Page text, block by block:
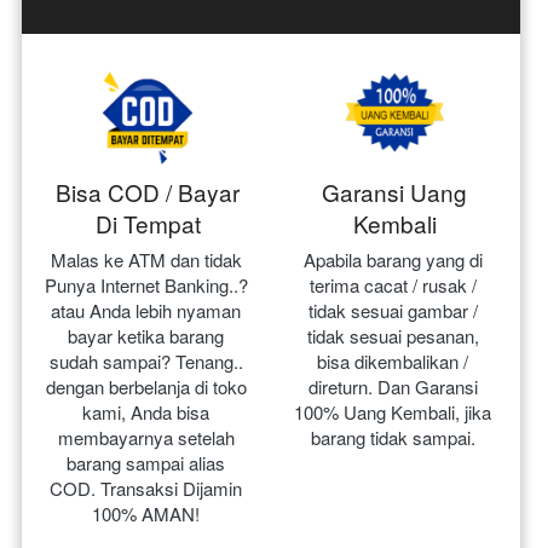
Bisa COD / Bayar
Di Tempat
Malas ke ATM dan tidak
Punya Internet Banking..?
atau Anda lebih nyaman
bayar ketika barang
sudah sampai? Tenang..
dengan berbelanja di toko
kami, Anda bisa
membayarnya setelah
barang sampai alias
COD. Transaksi Dijamin
100% AMAN!
Garansi Uang
Kembali
Apabila barang yang di
terima cacat / rusak /
tidak sesuai gambar /
tidak sesuai pesanan,
bisa dikembalikan /
direturn. Dan Garansi
100% Uang Kembali, jika
barang tidak sampai.